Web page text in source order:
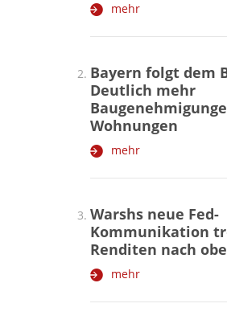
mehr
Bayern folgt dem
Deutlich mehr
Wohnungen
mehr
Warshs neue Fed-
Kommunikation
Renditen nach
mehr